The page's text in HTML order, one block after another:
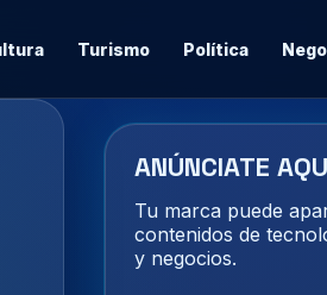
Turismo Política
ANÚNCIATE
Tu marca puede
contenidos de
y negocios.